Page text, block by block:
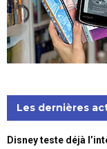
Les dernières
Disney teste déjà